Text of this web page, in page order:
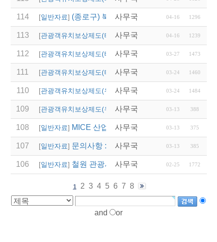
114 [일반자료] (종로구) 북촌 특별관리지역 전세버스 통
사무국 04-16 1296
113 [관광객유치보상제도(타 시,도)] 2026년 달성군 파크골
사무국 04-16 1239
112 [관광객유치보상제도(타 시,도)] 2026년 상반기 울산광
사무국 03-27 1473
111 [관광객유치보상제도(타 시,도)] '2026 열린 여행상품 공
사무국 03-24 1460
110 [관광객유치보상제도(우리지역)] 2026년 영주시 전담여
사무국 03-24 1484
109 [관광객유치보상제도(우리지역)] (청도군)단체관광객 유
사무국 03-13 388
108 [일반자료] MICE 산업 AI 역량강화 교육과정 설계를
사무국 03-13 375
107 [일반자료] 문의사항 : 02-741-5278(문화사업팀, 우
사무국 03-13 385
106 [일반자료] 철원 관광시설 임시 폐쇄 안내
사무국 02-25 1772
1 2 3 4 5 6 7 8
and or